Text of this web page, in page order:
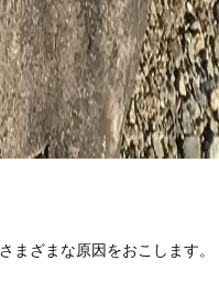
ざまな原因をおこします。